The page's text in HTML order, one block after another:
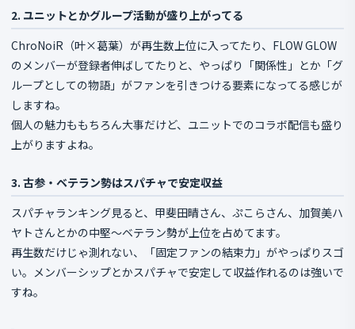
2. ユニットとかグループ活動が盛り上がってる
ChroNoiR（叶×葛葉）が再生数上位に入ってたり、FLOW GLOW
のメンバーが登録者伸ばしてたりと、やっぱり「関係性」とか「グ
ループとしての物語」がファンを引きつける要素になってる感じが
しますね。
個人の魅力ももちろん大事だけど、ユニットでのコラボ配信も盛り
上がりますよね。
3. 古参・ベテラン勢はスパチャで安定収益
スパチャランキング見ると、甲斐田晴さん、ぷこらさん、加賀美ハ
ヤトさんとかの中堅〜ベテラン勢が上位を占めてます。
再生数だけじゃ測れない、「固定ファンの結束力」がやっぱりスゴ
い。メンバーシップとかスパチャで安定して収益作れるのは強いで
すね。